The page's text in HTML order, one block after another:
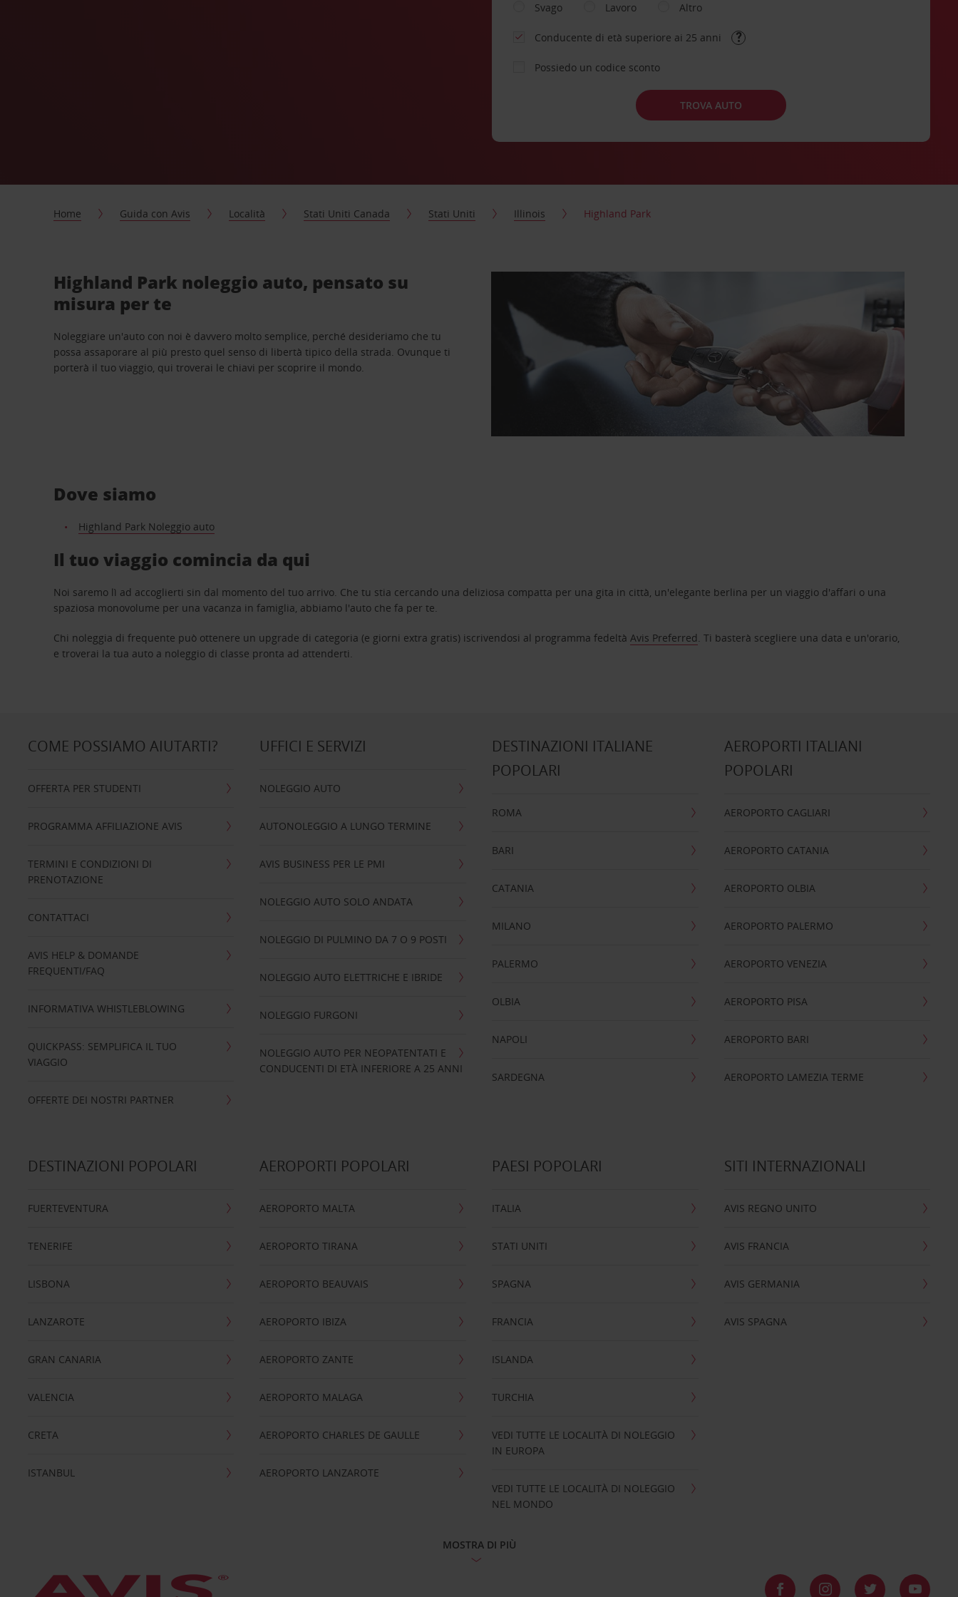
Svago
Lavoro Altro
Conducente di età superiore ai 25 anni
Possiedo un codice sconto
TROVA AUTO
Home Guida con Avis Località Stati Uniti Canada Stati Uniti Illinois Highland Park
Highland Park noleggio auto, pensato su
misura per te
Noleggiare un'auto con noi è davvero molto semplice, perché desideriamo che tu
possa assaporare al più presto quel senso di libertà tipico della strada. Ovunque ti
porterà il tuo viaggio, qui troverai le chiavi per scoprire il mondo.
Dove siamo
Highland Park Noleggio auto
Il tuo viaggio comincia da qui
Noi saremo lì ad accoglierti sin dal momento del tuo arrivo. Che tu stia cercando una deliziosa compatta per una gita in città, un'elegante berlina per un viaggio d'affari o una
spaziosa monovolume per una vacanza in famiglia, abbiamo l'auto che fa per te.
Chi noleggia di frequente può ottenere un upgrade di categoria (e giorni extra gratis) iscrivendosi al programma fedeltàAvis Preferred. Ti basterà scegliere una data e un'orario,
e troverai la tua auto a noleggio di classe pronta ad attenderti.
COME POSSIAMO AIUTARTI?
OFFERTA PER STUDENTI
PROGRAMMA AFFILIAZIONE AVIS
TERMINI E CONDIZIONI DI
PRENOTAZIONE
CONTATTACI
AVIS HELP & DOMANDE
FREQUENTI/FAQ
INFORMATIVA WHISTLEBLOWING
QUICKPASS: SEMPLIFICA IL TUO
VIAGGIO
OFFERTE DEI NOSTRI PARTNER
UFFICI E SERVIZI
NOLEGGIO AUTO
AUTONOLEGGIO A LUNGO TERMINE
AVIS BUSINESS PER LE PMI
NOLEGGIO AUTO SOLO ANDATA
NOLEGGIO DI PULMINO DA 7 O 9 POSTI
NOLEGGIO AUTO ELETTRICHE E IBRIDE
NOLEGGIO FURGONI
NOLEGGIO AUTO PER NEOPATENTATI E
CONDUCENTI DI ETÀ INFERIORE A 25 ANNI
DESTINAZIONI ITALIANE
POPOLARI
ROMA
BARI
CATANIA
MILANO
PALERMO
OLBIA
NAPOLI
SARDEGNA
AEROPORTI ITALIANI
POPOLARI
AEROPORTO CAGLIARI
AEROPORTO CATANIA
AEROPORTO OLBIA
AEROPORTO PALERMO
AEROPORTO VENEZIA
AEROPORTO PISA
AEROPORTO BARI
AEROPORTO LAMEZIA TERME
DESTINAZIONI POPOLARI
FUERTEVENTURA
TENERIFE
LISBONA
LANZAROTE
GRAN CANARIA
VALENCIA
CRETA
ISTANBUL
AEROPORTI POPOLARI
AEROPORTO MALTA
AEROPORTO TIRANA
AEROPORTO BEAUVAIS
AEROPORTO IBIZA
AEROPORTO ZANTE
AEROPORTO MALAGA
AEROPORTO CHARLES DE GAULLE
AEROPORTO LANZAROTE
PAESI POPOLARI
ITALIA
STATI UNITI
SPAGNA
FRANCIA
ISLANDA
TURCHIA
VEDI TUTTE LE LOCALITÀ DI NOLEGGIO
IN EUROPA
VEDI TUTTE LE LOCALITÀ DI NOLEGGIO
NEL MONDO
SITI INTERNAZIONALI
AVIS REGNO UNITO
AVIS FRANCIA
AVIS GERMANIA
AVIS SPAGNA
MOSTRA DI PIÙ